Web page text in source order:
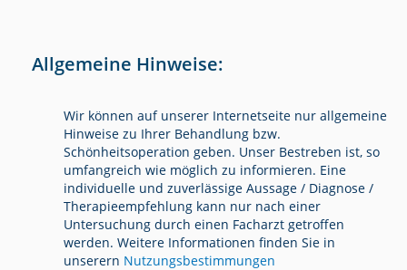
Allgemeine Hinweise:
Wir können auf unserer Internetseite nur allgemeine
Hinweise zu Ihrer Behandlung bzw.
Schönheitsoperation geben. Unser Bestreben ist, so
umfangreich wie möglich zu informieren. Eine
individuelle und zuverlässige Aussage / Diagnose /
Therapieempfehlung kann nur nach einer
Untersuchung durch einen Facharzt getroffen
werden. Weitere Informationen finden Sie in
unserern Nutzungsbestimmungen